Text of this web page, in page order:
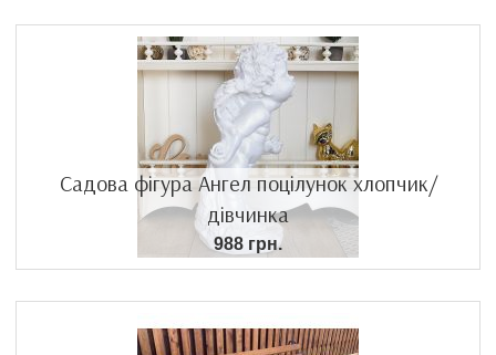
Садова фігура Ангел поцілунок хлопчик/
дівчинка
988 грн.